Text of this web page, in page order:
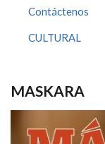
Contáctenos
CULTURAL
MASKARA